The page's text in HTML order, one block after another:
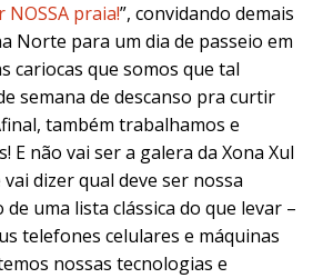
NOSSA praia!”, convidando demais
Norte para um dia de passeio em
cariocas que somos que tal
semana de descanso pra curtir
também trabalhamos e
E não vai ser a galera da Xona Xul
dizer qual deve ser nossa
de uma lista clássica do que levar –
telefones celulares e máquinas
nossas tecnologias e